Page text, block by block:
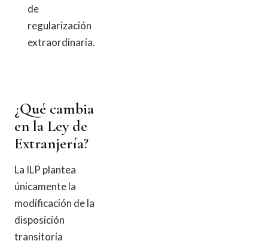
de
regularización
extraordinaria.
¿Qué cambia
en la Ley de
Extranjería?
La ILP plantea
únicamente la
modificación de la
disposición
transitoria